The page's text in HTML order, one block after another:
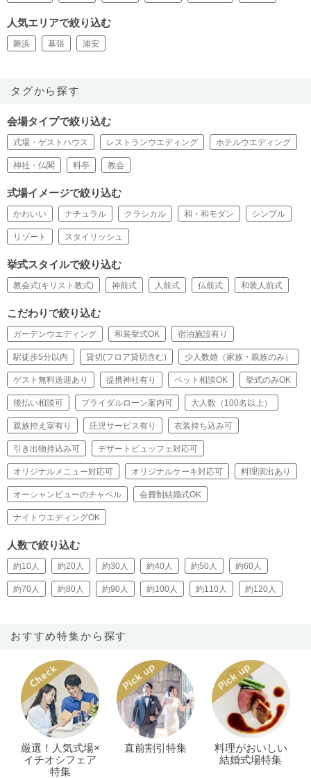
人気エリアで絞り込む
舞浜 幕張 浦安
タグから探す
会場タイプで絞り込む
式場・ゲストハウス レストランウエディング ホテルウエディング
神社・仏閣 料亭 教会
式場イメージで絞り込む
かわいい ナチュラル クラシカル 和・和モダン シンプル
リゾート スタイリッシュ
挙式スタイルで絞り込む
教会式(キリスト教式) 神前式 人前式 仏前式 和装人前式
こだわりで絞り込む
ガーデンウエディング 和装挙式OK 宿泊施設有り
駅徒歩5分以内 貸切(フロア貸切含む) 少人数婚（家族・親族のみ）
ゲスト無料送迎あり 提携神社有り ペット相談OK 挙式のみOK
後払い相談可 ブライダルローン案内可 大人数（100名以上）
親族控え室有り 託児サービス有り 衣装持ち込み可
引き出物持込み可 デザートビュッフェ対応可
オリジナルメニュー対応可 オリジナルケーキ対応可 料理演出あり
オーシャンビューのチャペル 会費制結婚式OK
ナイトウエディングOK
人数で絞り込む
約10人 約20人 約30人 約40人 約50人 約60人
約70人 約80人 約90人 約100人 約110人 約120人
おすすめ特集から探す
厳選！人気式場×
イチオシフェア
特集
直前割引特集
料理がおいしい
結婚式場特集